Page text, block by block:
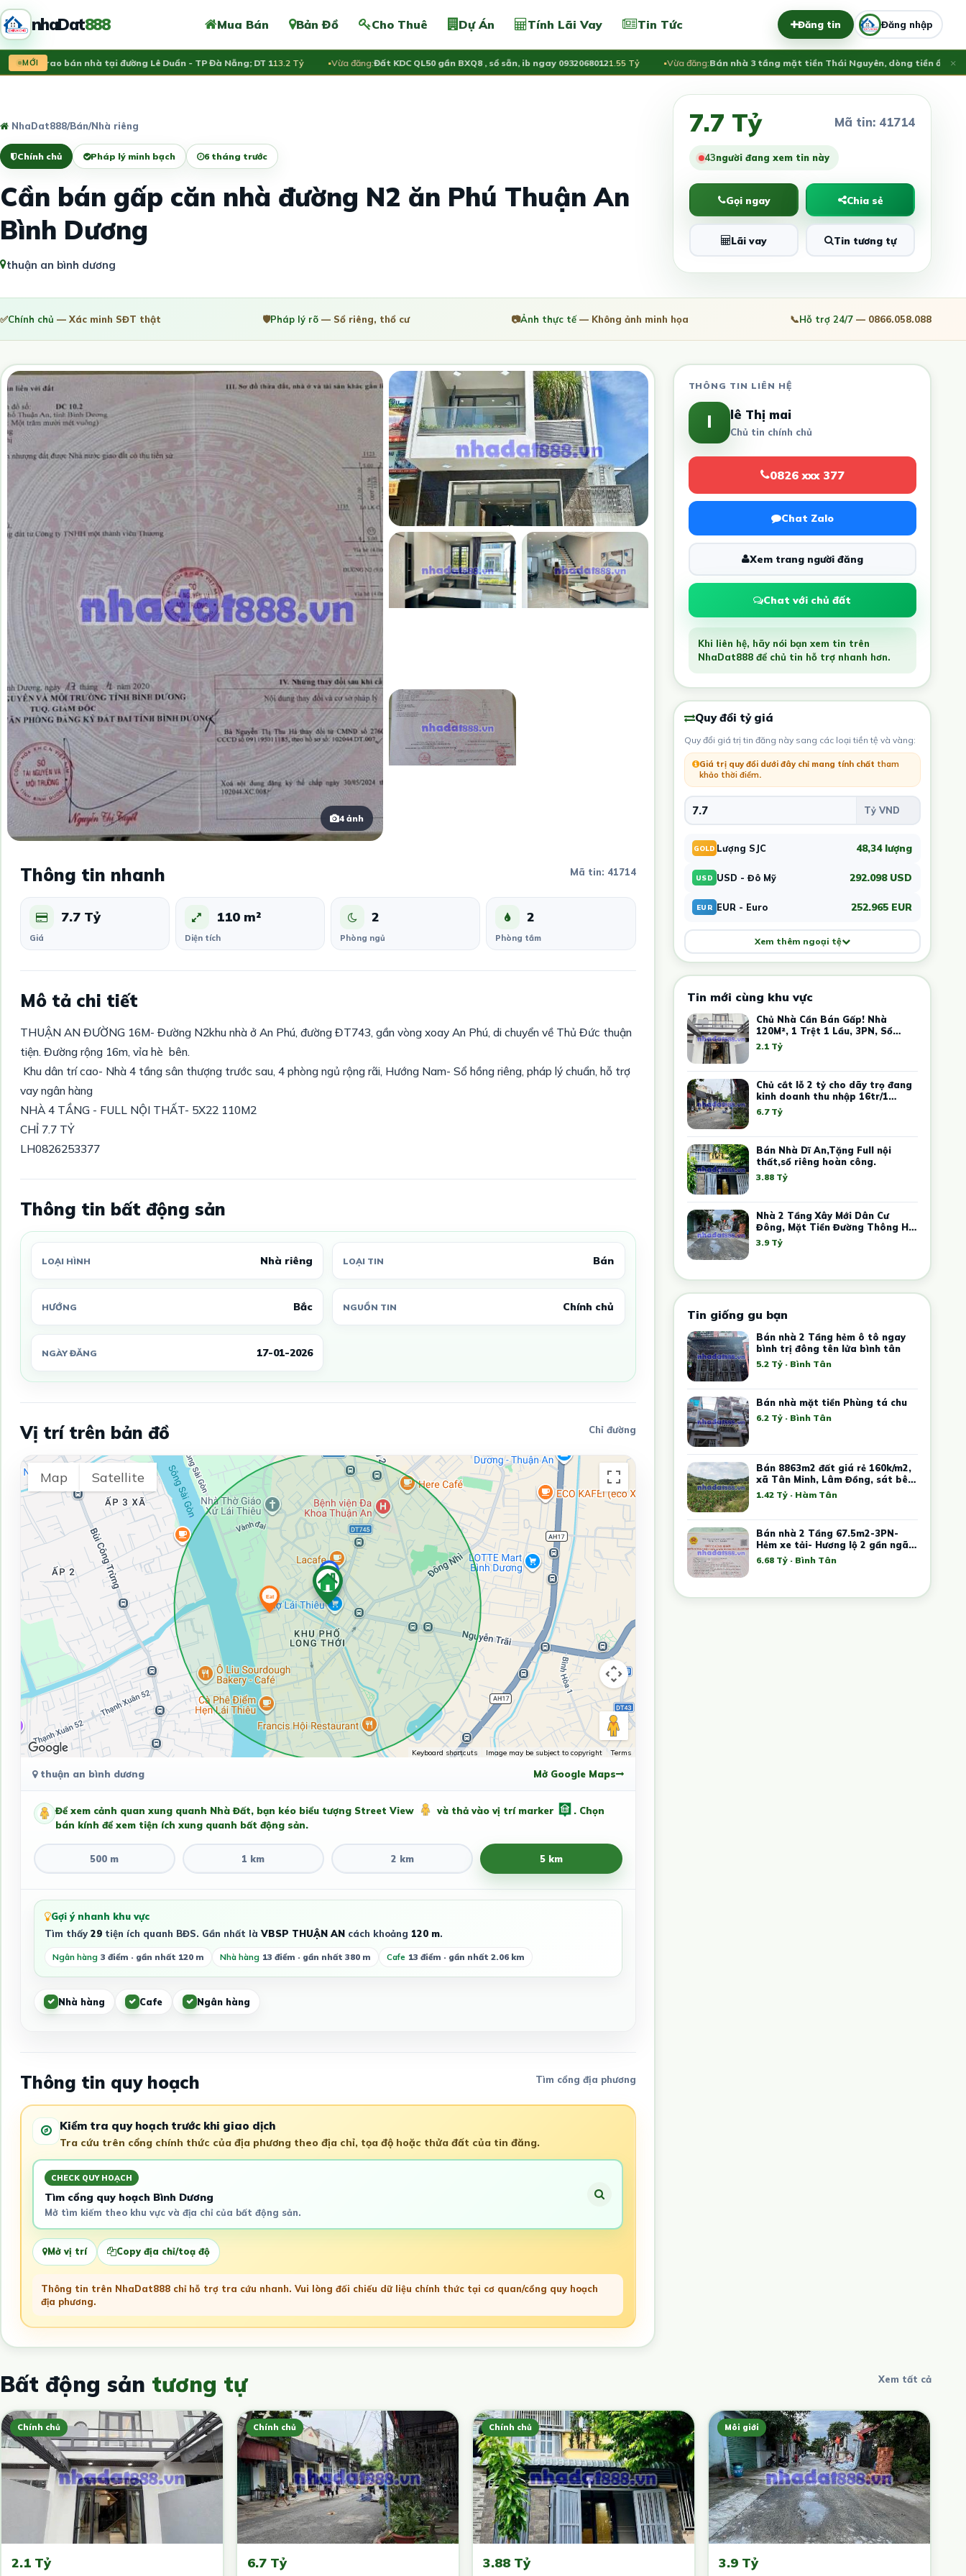
nhaDat888 Mua Bán Bản Đồ Cho Thuê Dự Án Tính Lãi Vay Tin Tức Đăng tin Đăng nhập
MỚI
chủ rao bán nhà tại đường Lê Duẩn - TP Đà Nẵng; DT 1 13.2 Tỷ Vừa đăng:Đất KDC QL50 gần BXQ8 , sổ sẵn, ib ngay 09320680121.55 Tỷ Vừa đăng:Bán nhà 3 tầng mặt tiền Thái Nguyên, dòng tiền ổn định 35t
×
NhaDat888/Bán/Nhà riêng
Chính chủ Pháp lý minh bạch 6 tháng trước
Cần bán gấp căn nhà đường N2 ăn Phú Thuận An
Bình Dương
thuận an bình dương
7.7 Tỷ Mã tin: 41714
43người đang xem tin này
Gọi ngay Chia sẻ
Lãi vay Tin tương tự
✅Chính chủ — Xác minh SĐT thật 🛡️Pháp lý rõ — Sổ riêng, thổ cư 📷Ảnh thực tế— Không ảnh minh họa 📞Hỗ trợ 24/7 — 0866.058.088
4 ảnh
Thông tin nhanh Mã tin: 41714
7.7 Tỷ
Giá
110 m²
Diện tích
2
Phòng ngủ
2
Phòng tắm
Mô tả chi tiết
THUẬN AN ĐƯỜNG 16M- Đường N2khu nhà ở An Phú, đường ĐT743, gần vòng xoay An Phú, di chuyển về Thủ Đức thuận
tiện. Đường rộng 16m, vỉa hè bên.
Khu dân trí cao- Nhà 4 tầng sân thượng trước sau, 4 phòng ngủ rộng rãi, Hướng Nam- Sổ hồng riêng, pháp lý chuẩn, hỗ trợ
vay ngân hàng
NHÀ 4 TẦNG - FULL NỘI THẤT- 5X22 110M2
CHỈ 7.7 TỶ
LH0826253377
Thông tin bất động sản
LOẠI HÌNH Nhà riêng LOẠI TIN Bán
HƯỚNG Bắc NGUỒN TIN Chính chủ
NGÀY ĐĂNG 17-01-2026
Vị trí trên bản đồ Chỉ đường
Map Satellite
Keyboard shortcuts Image may be subject to copyright Terms
thuận an bình dương Mở Google Maps
Để xem cảnh quan xung quanh Nhà Đất, bạn kéo biểu tượng Street View và thả vào vị trí marker
. Chọn
bán kính để xem tiện ích xung quanh bất động sản.
500 m 1 km 2 km 5 km
Gợi ý nhanh khu vực
Tìm thấy 29tiện ích quanh BĐS. Gần nhất là VBSP THUẬN ANcách khoảng 120 m.
Ngân hàng 3 điểm · gần nhất 120 m Nhà hàng 13 điểm · gần nhất 380 m Cafe 13 điểm · gần nhất 2.06 km
Nhà hàng Cafe Ngân hàng
Thông tin quy hoạch Tìm cổng địa phương
Kiểm tra quy hoạch trước khi giao dịch
Tra cứu trên cổng chính thức của địa phương theo địa chỉ, tọa độ hoặc thửa đất của tin đăng.
CHECK QUY HOẠCH
Tìm cổng quy hoạch Bình Dương
Mở tìm kiếm theo khu vực và địa chỉ của bất động sản.
Mở vị trí Copy địa chỉ/toạ độ
Thông tin trên NhaDat888 chỉ hỗ trợ tra cứu nhanh. Vui lòng đối chiếu dữ liệu chính thức tại cơ quan/cổng quy hoạch
địa phương.
THÔNG TIN LIÊN HỆ
l lê Thị mai
Chủ tin chính chủ
0826 xxx 377
Chat Zalo
Xem trang người đăng
Chat với chủ đất
Khi liên hệ, hãy nói bạn xem tin trên
NhaDat888 để chủ tin hỗ trợ nhanh hơn.
Quy đổi tỷ giá
Quy đổi giá trị tin đăng này sang các loại tiền tệ và vàng:
Giá trị quy đổi dưới đây chỉ mang tính chất tham
khảo thời điểm.
GOLD Lượng SJC 48,34 lượng
USD USD - Đô Mỹ 292.098 USD
EUR EUR - Euro 252.965 EUR
Xem thêm ngoại tệ
Tin mới cùng khu vực
Chủ Nhà Cần Bán Gấp! Nhà
120M², 1 Trệt 1 Lầu, 3PN, Sổ
Hồng Riêng Chỉ 2Tỷ1 Ngay Trung
Tâm Thủ Dầu Một
2.1 Tỷ
Chủ cắt lỗ 2 tỷ cho dãy trọ đang
kinh doanh thu nhập 16tr/1
tháng
6.7 Tỷ
Bán Nhà Dĩ An,Tặng Full nội
thất,sổ riêng hoàn công.
3.88 Tỷ
Nhà 2 Tầng Xây Mới Dân Cư
Đông, Mặt Tiền Đường Thông Hai
Đầu, F An Phú, Tphcm.
3.9 Tỷ
Tin giống gu bạn
Bán nhà 2 Tầng hẻm ô tô ngay
bình trị đông tên lửa bình tân
5.2 Tỷ · Bình Tân
Bán nhà mặt tiền Phùng tá chu
6.2 Tỷ · Bình Tân
Bán 8863m2 đất giá rẻ 160k/m2,
xã Tân Minh, Lâm Đồng, sát bên
cao tốc, KCN Tân Đức Sonadezi
1.42 Tỷ · Hàm Tân
Bán nhà 2 Tầng 67.5m2-3PN-
Hẻm xe tải- Hương lộ 2 gần ngã 4
xã
6.68 Tỷ · Bình Tân
Bất động sản tương tự Xem tất cả
Chính chủ
2.1 Tỷ
Chính chủ
6.7 Tỷ
Chính chủ
3.88 Tỷ
Môi giới
3.9 Tỷ